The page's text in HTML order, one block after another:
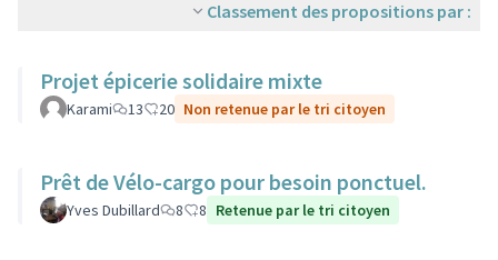
Classement des propositions par :
Projet épicerie solidaire mixte
Karami 13 20 Non retenue par le tri citoyen
Prêt de Vélo-cargo pour besoin ponctuel.
Yves Dubillard 8 8 Retenue par le tri citoyen